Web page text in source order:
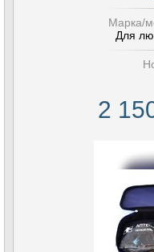
Марка/
Для
2